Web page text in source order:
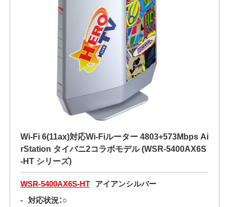
Wi-Fi 6(11ax)対応Wi-Fiルーター 4803+573Mbps Ai
rStation タイバニ2コラボモデル (WSR-5400AX6S
-HT シリーズ)
WSR-5400AX6S-HT アイアンシルバー
- 対応状況：○